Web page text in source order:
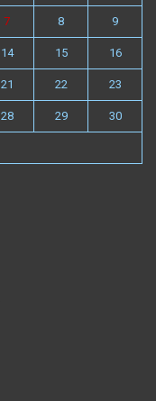
7 8 9
14 15 16
21 22 23
28 29 30